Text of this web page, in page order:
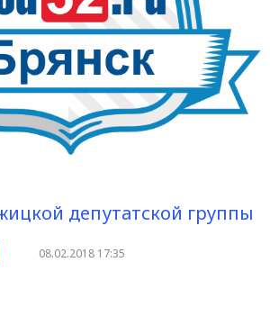
депутатской группы
08.02.2018 17:35